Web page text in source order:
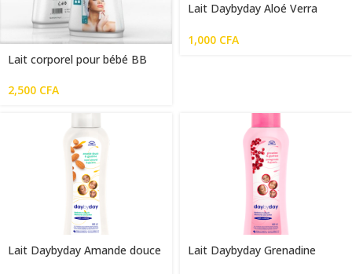
Lait corporel pour bébé BB
2,500 CFA
Lait Daybyday Aloé Verra
1,000 CFA
Lait Daybyday Amande douce
Lait Daybyday Grenadine